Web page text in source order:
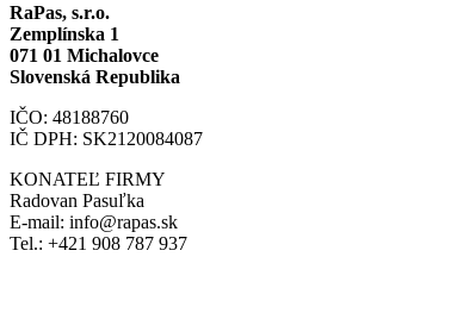
RaPas, s.r.o.
Zemplínska 1
071 01 Michalovce
Slovenská Republika
IČO: 48188760
IČ DPH: SK2120084087
KONATEĽ FIRMY
Radovan Pasuľka
E-mail: info@rapas.sk
Tel.: +421 908 787 937